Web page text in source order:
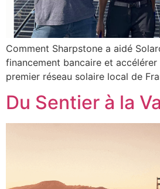
Comment Sharpstone a aidé
financement bancaire et
premier réseau solaire local de
Du Sentier à la